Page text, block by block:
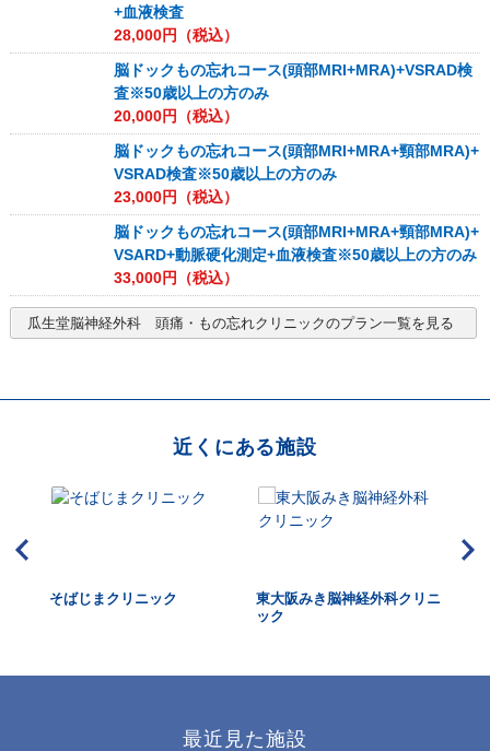
+血液検査
28,000円（税込）
脳ドックもの忘れコース(頭部MRI+MRA)+VSRAD検
査※50歳以上の方のみ
20,000円（税込）
脳ドックもの忘れコース(頭部MRI+MRA+頸部MRA)+
VSRAD検査※50歳以上の方のみ
23,000円（税込）
脳ドックもの忘れコース(頭部MRI+MRA+頸部MRA)+
VSARD+動脈硬化測定+血液検査※50歳以上の方のみ
33,000円（税込）
瓜生堂脳神経外科 頭痛・もの忘れクリニックのプラン一覧を見る
近くにある施設
そばじまクリニック
東大阪みき脳神経外科クリニ
ック
最近見た施設